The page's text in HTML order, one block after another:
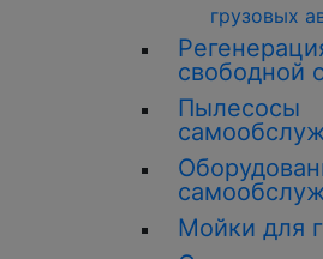
грузовых
свободной
Пылесосы
Мойки для